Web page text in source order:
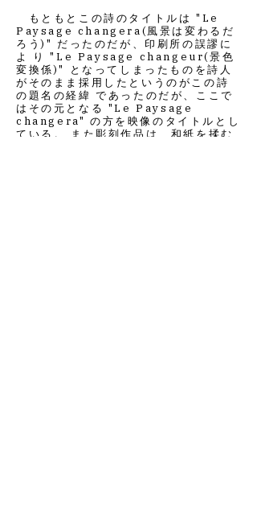
もともとこの詩のタイトルは "Le
Paysage changera(風景は変わるだ
ろう)" だったのだが、印刷所の誤謬に
よ り "Le Paysage changeur(景色
変換係)" となってしまったものを詩人
がそのまま採用したというのがこの詩
の題名の経緯 であったのだが、ここで
はその元となる "Le Paysage
changera" の方を映像のタイトルとし
ている。 また彫刻作品は、和紙を揉む